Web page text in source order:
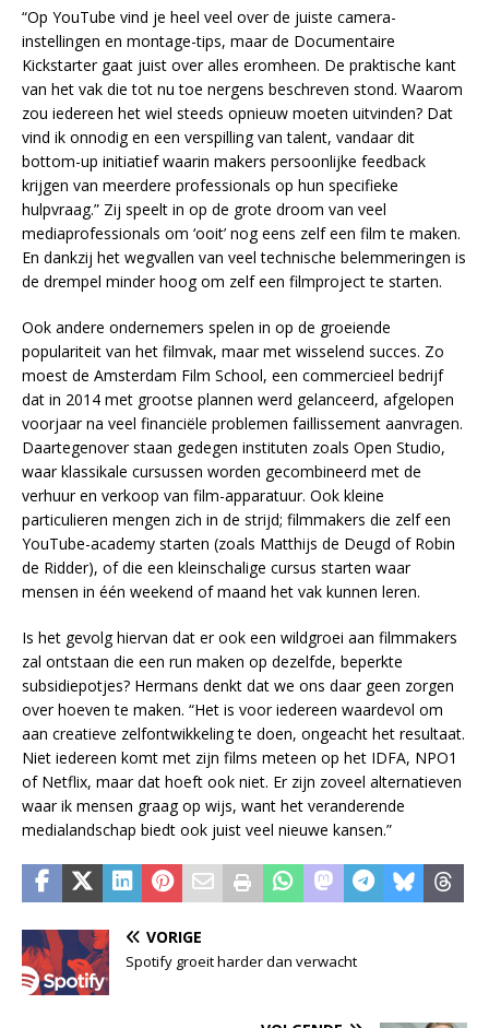
“Op YouTube vind je heel veel over de juiste camera-
instellingen en montage-tips, maar de Documentaire
Kickstarter gaat juist over alles eromheen. De praktische kant
van het vak die tot nu toe nergens beschreven stond. Waarom
zou iedereen het wiel steeds opnieuw moeten uitvinden? Dat
vind ik onnodig en een verspilling van talent, vandaar dit
bottom-up initiatief waarin makers persoonlijke feedback
krijgen van meerdere professionals op hun specifieke
hulpvraag.” Zij speelt in op de grote droom van veel
mediaprofessionals om ‘ooit’ nog eens zelf een film te maken.
En dankzij het wegvallen van veel technische belemmeringen is
de drempel minder hoog om zelf een filmproject te starten.
Ook andere ondernemers spelen in op de groeiende
populariteit van het filmvak, maar met wisselend succes. Zo
moest de Amsterdam Film School, een commercieel bedrijf
dat in 2014 met grootse plannen werd gelanceerd, afgelopen
voorjaar na veel financiële problemen faillissement aanvragen.
Daartegenover staan gedegen instituten zoals Open Studio,
waar klassikale cursussen worden gecombineerd met de
verhuur en verkoop van film-apparatuur. Ook kleine
particulieren mengen zich in de strijd; filmmakers die zelf een
YouTube-academy starten (zoals Matthijs de Deugd of Robin
de Ridder), of die een kleinschalige cursus starten waar
mensen in één weekend of maand het vak kunnen leren.
Is het gevolg hiervan dat er ook een wildgroei aan filmmakers
zal ontstaan die een run maken op dezelfde, beperkte
subsidiepotjes? Hermans denkt dat we ons daar geen zorgen
over hoeven te maken. “Het is voor iedereen waardevol om
aan creatieve zelfontwikkeling te doen, ongeacht het resultaat.
Niet iedereen komt met zijn films meteen op het IDFA, NPO1
of Netflix, maar dat hoeft ook niet. Er zijn zoveel alternatieven
waar ik mensen graag op wijs, want het veranderende
medialandschap biedt ook juist veel nieuwe kansen.”
VORIGE
Spotify groeit harder dan verwacht